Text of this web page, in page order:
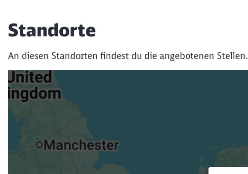
Standorte
An diesen Standorten findest du die angebotenen Stellen.